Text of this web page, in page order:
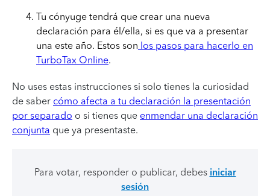
Tu cónyuge tendrá que crear una nueva
declaración para él/ella, si es que va a presentar
una este año. Estos son los pasos para hacerlo en
TurboTax Online.
No uses estas instrucciones si solo tienes la curiosidad
de saber cómo afecta a tu declaración la presentación
por separado o si tienes que enmendar una declaración
conjunta que ya presentaste.
Para votar, responder o publicar, debes iniciar
sesión